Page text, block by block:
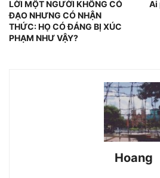
LỜI MỘT NGƯỜI KHÔNG CÓ
ĐẠO NHƯNG CÓ NHẬN
THỨC: HỌ CÓ ĐÁNG BỊ XÚC
PHẠM NHƯ VẬY?
Ai
Hoang